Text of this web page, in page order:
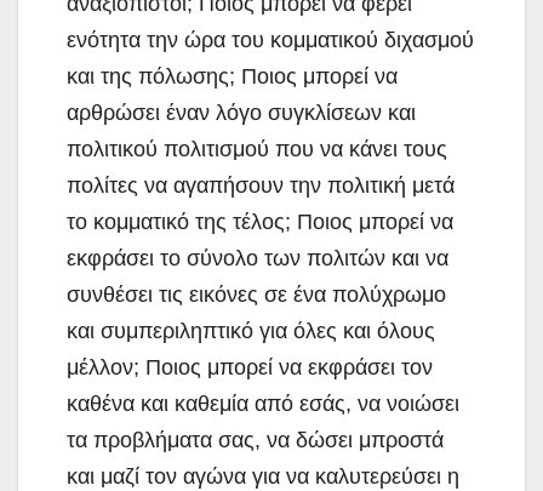
ενότητα την ώρα του κομματικού διχασμού
και της πόλωσης; Ποιος μπορεί να
αρθρώσει έναν λόγο συγκλίσεων και
πολιτικού πολιτισμού που να κάνει τους
πολίτες να αγαπήσουν την πολιτική μετά
το κομματικό της τέλος; Ποιος μπορεί να
εκφράσει το σύνολο των πολιτών και να
συνθέσει τις εικόνες σε ένα πολύχρωμο
και συμπεριληπτικό για όλες και όλους
μέλλον; Ποιος μπορεί να εκφράσει τον
καθένα και καθεμία από εσάς, να νοιώσει
τα προβλήματα σας, να δώσει μπροστά
και μαζί τον αγώνα για να καλυτερεύσει η